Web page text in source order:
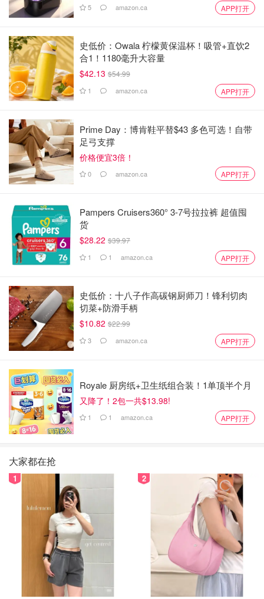
5 amazon.ca APP打开
史低价：Owala 柠檬黄保温杯！吸管+直饮2
合1！1180毫升大容量
$42.13 $54.99
1 amazon.ca APP打开
Prime Day：博肯鞋平替$43 多色可选！自带
足弓支撑
价格便宜3倍！
0 amazon.ca APP打开
Pampers Cruisers360° 3-7号拉拉裤 超值囤
货
$28.22 $39.97
1 1 amazon.ca APP打开
史低价：十八子作高碳钢厨师刀！锋利切肉
切菜+防滑手柄
$10.82 $22.99
3 amazon.ca APP打开
Royale 厨房纸+卫生纸组合装！1单顶半个月
又降了！2包一共$13.98!
1 1 amazon.ca APP打开
大家都在抢
1 2